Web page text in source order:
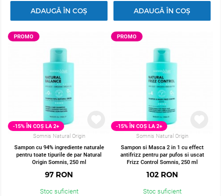
ADAUGĂ ÎN COȘ ADAUGĂ ÎN COȘ
-15% ÎN COȘ LA 2+
Somnis Natural Origin
Sampon cu 94% ingrediente naturale
pentru toate tipurile de par Natural
Origin Somnis, 250 ml
97 RON
PROMO
Stoc suficient
-15% ÎN COȘ LA 2+
Somnis Natural Origin
Sampon si Masca 2 in 1 cu effect
antifrizz pentru par pufos si uscat
Frizz Control Somnis, 250 ml
102 RON
PROMO
Stoc suficient